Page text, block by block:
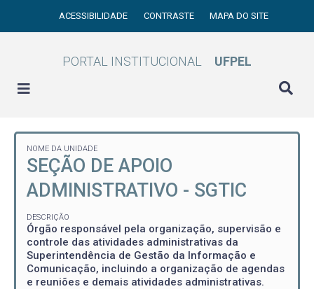
ACESSIBILIDADE CONTRASTE MAPA DO SITE
PORTAL INSTITUCIONAL UFPEL
NOME DA UNIDADE
SEÇÃO DE APOIO
ADMINISTRATIVO - SGTIC
DESCRIÇÃO
Órgão responsável pela organização, supervisão e
controle das atividades administrativas da
Superintendência de Gestão da Informação e
Comunicação, incluindo a organização de agendas
e reuniões e demais atividades administrativas.